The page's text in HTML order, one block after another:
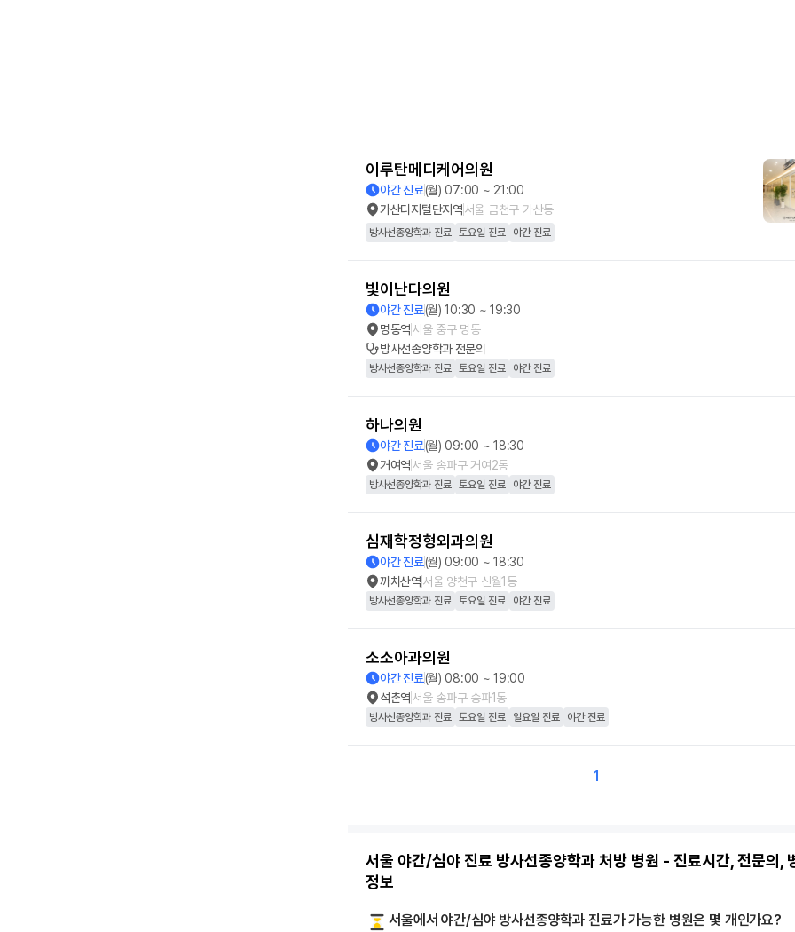
이루탄메디케어의원
야간 진료(월) 07:00 ~ 21:00
가산디지털단지역서울 금천구 가산동
방사선종양학과 진료 토요일 진료 야간 진료
빛이난다의원
야간 진료(월) 10:30 ~ 19:30
명동역서울 중구 명동
방사선종양학과전문의
방사선종양학과 진료 토요일 진료 야간 진료
하나의원
야간 진료(월) 09:00 ~ 18:30
거여역서울 송파구 거여2동
방사선종양학과 진료 토요일 진료 야간 진료
심재학정형외과의원
야간 진료(월) 09:00 ~ 18:30
까치산역서울 양천구 신월1동
방사선종양학과 진료 토요일 진료 야간 진료
소소아과의원
야간 진료(월) 08:00 ~ 19:00
석촌역서울 송파구 송파1동
방사선종양학과 진료 토요일 진료 일요일 진료 야간 진료
1
서울 야간/심야 진료 방사선종양학과 처방 병원 - 진료시간, 전문의,
정보
서울에서 야간/심야 방사선종양학과 진료가 가능한 병원은 몇 개인가요?